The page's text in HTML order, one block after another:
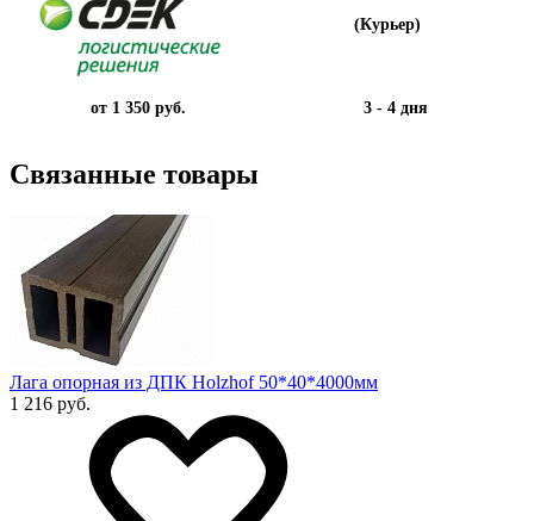
(Курьер)
от 1 350 руб. 3 - 4 дня
Связанные товары
Лага опорная из ДПК Holzhof 50*40*4000мм
1 216 руб.